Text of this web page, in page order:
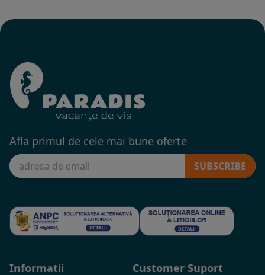
Afla primul de cele mai bune oferte
SUBSCRIBE
Informatii Customer Suport